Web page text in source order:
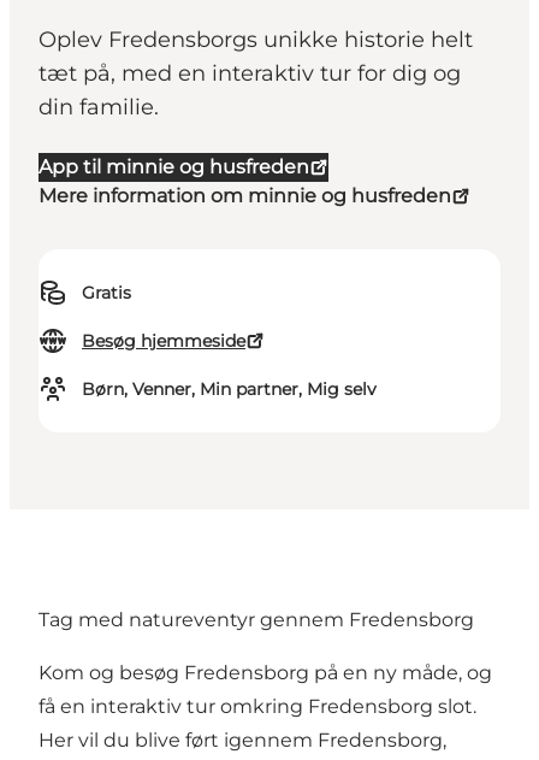
Oplev Fredensborgs unikke historie helt
tæt på, med en interaktiv tur for dig og
din familie.
App til minnie og husfreden
Mere information om minnie og husfreden
Gratis
Besøg hjemmeside
Børn, Venner, Min partner, Mig selv
Tag med natureventyr gennem Fredensborg
Kom og besøg Fredensborg på en ny måde, og
få en interaktiv tur omkring Fredensborg slot.
Her vil du blive ført igennem Fredensborg,